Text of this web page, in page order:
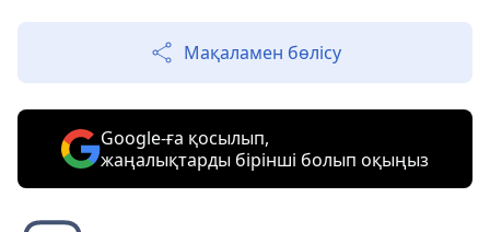
Мақаламен бөлісу
Google-ға қосылып,
жаңалықтарды бірінші болып оқыңыз